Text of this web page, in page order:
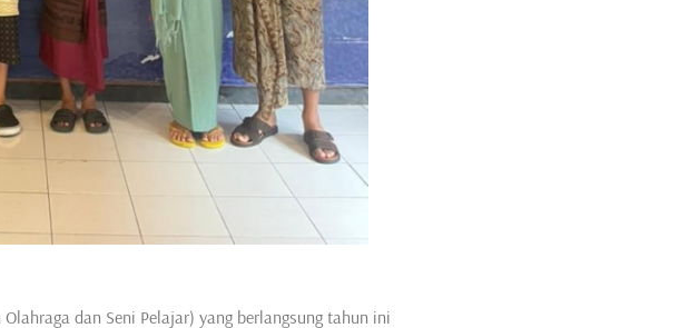
Olahraga dan Seni Pelajar) yang berlangsung tahun ini